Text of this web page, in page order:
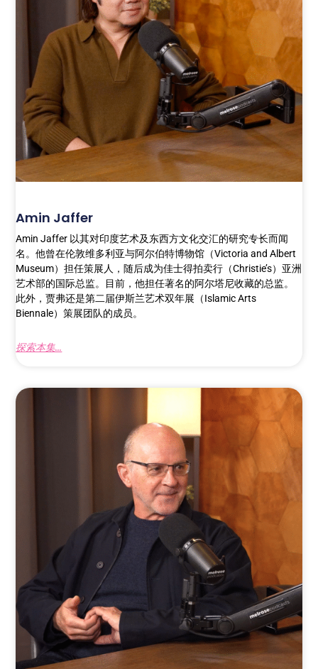
Amin Jaffer
Amin Jaffer 以其对印度艺术及东西方文化交汇的研究专长而闻
名。他曾在伦敦维多利亚与阿尔伯特博物馆（Victoria and Albert
Museum）担任策展人，随后成为佳士得拍卖行（Christie’s）亚洲
艺术部的国际总监。目前，他担任著名的阿尔塔尼收藏的总监。
此外，贾弗还是第二届伊斯兰艺术双年展（Islamic Arts
Biennale）策展团队的成员。
探索本集...